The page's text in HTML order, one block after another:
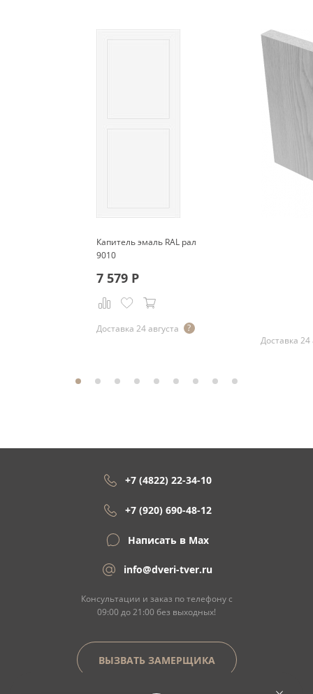
Капитель эмаль RAL рал
9010
7 579Р
Доставка 24 августа
Доставка 24
+7 (4822) 22-34-10
+7 (920) 690-48-12
Написать в Max
info@dveri-tver.ru
Консультации и заказ по телефону с
09:00 до 21:00 без выходных!
ВЫЗВАТЬ ЗАМЕРЩИКА